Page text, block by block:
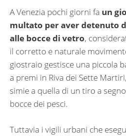
A Venezia pochi giorni fa un
multato per aver detenuto
alle bocce di vetro,
il corretto e naturale
giostraio gestisce una piccola
a premi in Riva dei Sette
simie a quella di un tiro a
bocce dei pesci.
Tuttavia i vigili urbani che